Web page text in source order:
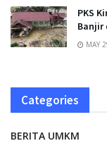
PKS
Banjir
MAY
Categories
BERITA UMKM